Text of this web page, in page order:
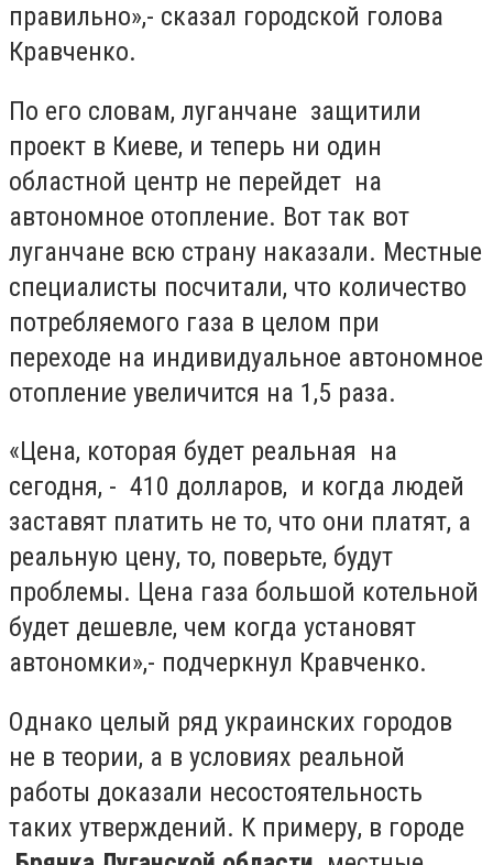
правильно»,- сказал городской голова
Кравченко.
По его словам, луганчане защитили
проект в Киеве, и теперь ни один
областной центр не перейдет на
автономное отопление. Вот так вот
луганчане всю страну наказали. Местные
специалисты посчитали, что количество
потребляемого газа в целом при
переходе на индивидуальное автономное
отопление увеличится на 1,5 раза.
«Цена, которая будет реальная на
сегодня, - 410 долларов, и когда людей
заставят платить не то, что они платят, а
реальную цену, то, поверьте, будут
проблемы. Цена газа большой котельной
будет дешевле, чем когда установят
автономки»,- подчеркнул Кравченко.
Однако целый ряд украинских городов
не в теории, а в условиях реальной
работы доказали несостоятельность
таких утверждений. К примеру, в городе